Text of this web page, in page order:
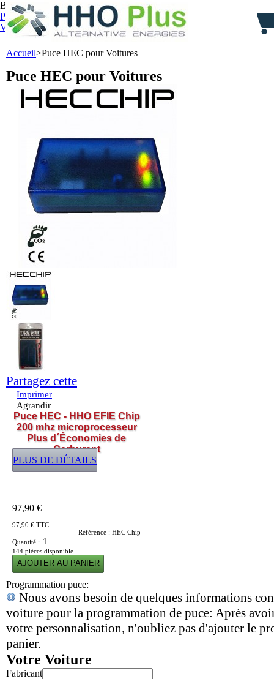
Bienvenue,
identifiez-vous
Panier : 0 produit produits
(vide)
Votre compte
Accueil>Puce HEC pour Voitures
Puce HEC pour Voitures
Partagez cette
Imprimer
Agrandir
Puce HEC - HHO EFIE Chip
200 mhz microprocesseur
Plus d´Économies de
Carburant
PLUS DE DÉTAILS
97,90 €
97,90 € TTC
Référence : HEC Chip
Quantité :
144 pièces disponible
Programmation puce:
Nous avons besoin de quelques informations
voiture pour la programmation de puce: Après
votre personnalisation, n'oubliez pas d'ajouter le
panier.
Votre Voiture
Fabricant